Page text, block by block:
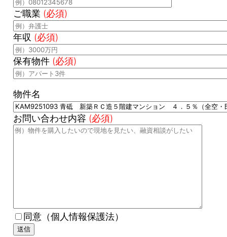
ご職業 (必須)
年収 (必須)
保有物件 (必須)
物件名
お問い合わせ内容 (必須)
同意（個人情報保護法）